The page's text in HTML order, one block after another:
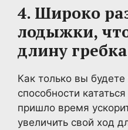
4. Широко
лодыжки,
длину гребка
Как только вы
способности
пришло время
увеличить свой ход